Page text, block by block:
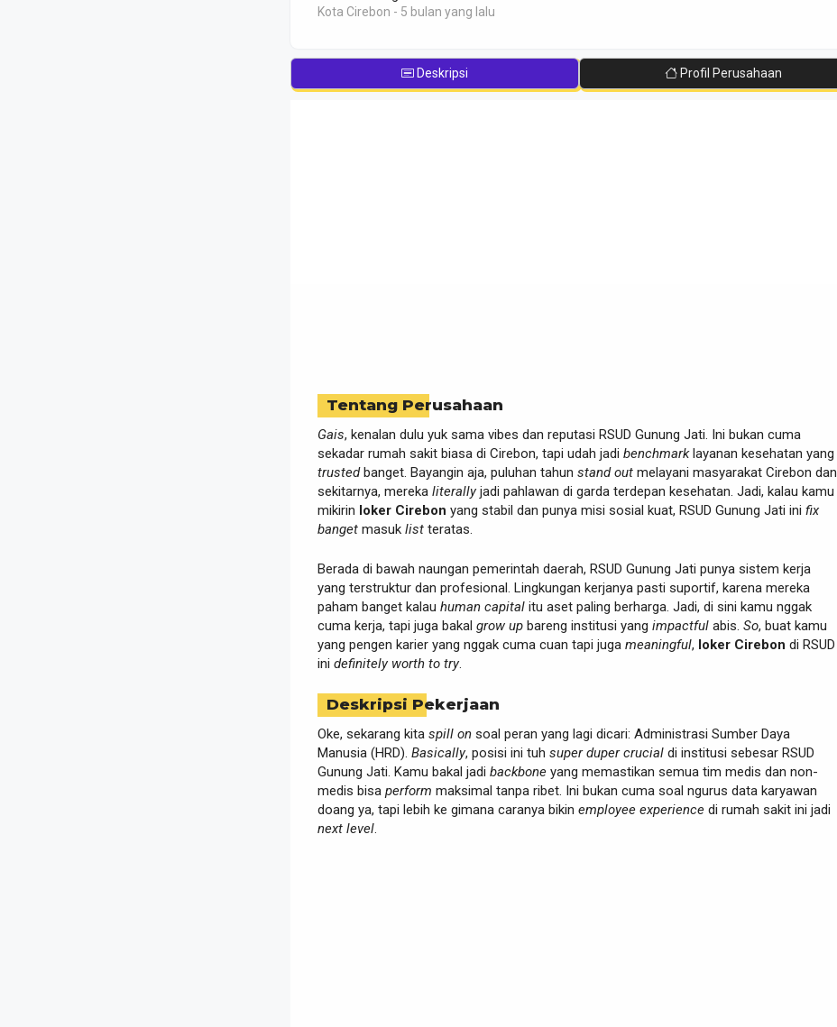
Kota Cirebon - 5 bulan yang lalu
Deskripsi Profil Perusahaan
Tentang Perusahaan
Gais, kenalan dulu yuk sama vibes dan reputasi RSUD Gunung Jati. Ini bukan cuma
sekadar rumah sakit biasa di Cirebon, tapi udah jadi benchmarklayanan kesehatan yang
trustedbanget. Bayangin aja, puluhan tahun stand out melayani masyarakat Cirebon dan
sekitarnya, mereka literallyjadi pahlawan di garda terdepan kesehatan. Jadi, kalau kamu
mikirin loker Cirebon yang stabil dan punya misi sosial kuat, RSUD Gunung Jati ini fix
banget masuk list teratas.
Berada di bawah naungan pemerintah daerah, RSUD Gunung Jati punya sistem kerja
yang terstruktur dan profesional. Lingkungan kerjanya pasti suportif, karena mereka
paham banget kalau human capital itu aset paling berharga. Jadi, di sini kamu nggak
cuma kerja, tapi juga bakal grow up bareng institusi yang impactful abis. So, buat kamu
yang pengen karier yang nggak cuma cuan tapi juga meaningful, loker Cirebon di RSUD
ini definitely worth to try.
Deskripsi Pekerjaan
Oke, sekarang kita spill on soal peran yang lagi dicari: Administrasi Sumber Daya
Manusia (HRD). Basically, posisi ini tuh super duper crucial di institusi sebesar RSUD
Gunung Jati. Kamu bakal jadi backbone yang memastikan semua tim medis dan non-
medis bisa perform maksimal tanpa ribet. Ini bukan cuma soal ngurus data karyawan
doang ya, tapi lebih ke gimana caranya bikin employee experience di rumah sakit ini jadi
next level.